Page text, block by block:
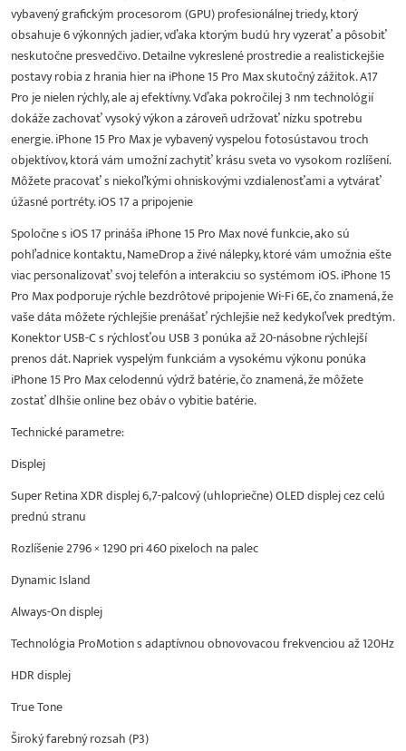
vybavený grafickým procesorom (GPU) profesionálnej triedy, ktorý
obsahuje 6 výkonných jadier, vďaka ktorým budú hry vyzerať a pôsobiť
neskutočne presvedčivo. Detailne vykreslené prostredie a realistickejšie
postavy robia z hrania hier na iPhone 15 Pro Max skutočný zážitok. A17
Pro je nielen rýchly, ale aj efektívny. Vďaka pokročilej 3 nm technológií
dokáže zachovať vysoký výkon a zároveň udržovať nízku spotrebu
energie. iPhone 15 Pro Max je vybavený vyspelou fotosústavou troch
objektívov, ktorá vám umožní zachytiť krásu sveta vo vysokom rozlíšení.
Môžete pracovať s niekoľkými ohniskovými vzdialenosťami a vytvárať
úžasné portréty. iOS 17 a pripojenie
Spoločne s iOS 17 prináša iPhone 15 Pro Max nové funkcie, ako sú
pohľadnice kontaktu, NameDrop a živé nálepky, ktoré vám umožnia ešte
viac personalizovať svoj telefón a interakciu so systémom iOS. iPhone 15
Pro Max podporuje rýchle bezdrôtové pripojenie Wi-Fi 6E, čo znamená, že
vaše dáta môžete rýchlejšie prenášať rýchlejšie než kedykoľvek predtým.
Konektor USB-C s rýchlosťou USB 3 ponúka až 20-násobne rýchlejší
prenos dát. Napriek vyspelým funkciám a vysokému výkonu ponúka
iPhone 15 Pro Max celodennú výdrž batérie, čo znamená, že môžete
zostať dlhšie online bez obáv o vybitie batérie.
Technické parametre:
Displej
Super Retina XDR displej 6,7-palcový (uhlopriečne) OLED displej cez celú
prednú stranu
Rozlíšenie 2796 × 1290 pri 460 pixeloch na palec
Dynamic Island
Always-On displej
Technológia ProMotion s adaptívnou obnovovacou frekvenciou až 120Hz
HDR displej
True Tone
Široký farebný rozsah (P3)